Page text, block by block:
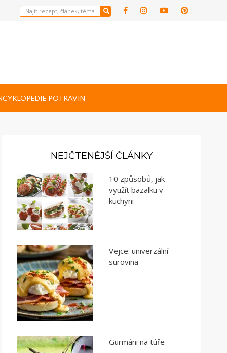
POTRAVIN
NEJČTENĚJŠÍ ČLÁNKY
10 způsobů, jak
využít bazalku v
kuchyni
Vejce: univerzální
surovina
Gurmáni na túře